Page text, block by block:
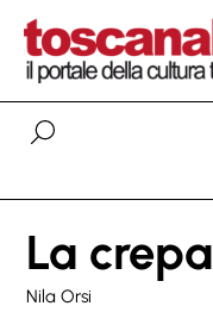
La crepa
Nila Orsi